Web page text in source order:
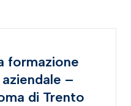
formazione
–
di Trento